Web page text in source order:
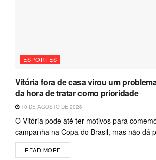
ESPORTES
Vitória fora de casa virou um
da hora de tratar como prioridade
10 DE AGOSTO DE 2026
O Vitória pode até ter motivos para
campanha na Copa do Brasil, mas não dá
READ MORE